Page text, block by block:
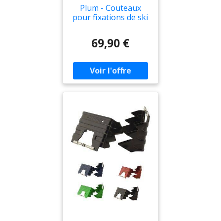
Plum - Couteaux
pour fixations de ski
Homme - Taille 110
69,90 €